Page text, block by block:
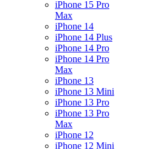
iPhone 15 Pro
Max
iPhone 14
iPhone 14 Plus
iPhone 14 Pro
iPhone 14 Pro
Max
iPhone 13
iPhone 13 Mini
iPhone 13 Pro
iPhone 13 Pro
Max
iPhone 12
iPhone 12 Mini